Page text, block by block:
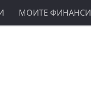
МОИТЕ ФИНАНСИ